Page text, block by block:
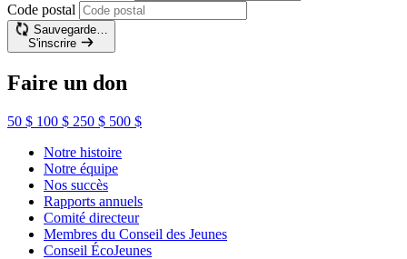
Code postal
Sauvegarde…
S'inscrire
Faire un don
50 $ 100 $ 250 $ 500 $
Notre histoire
Notre équipe
Nos succès
Rapports annuels
Comité directeur
Membres du Conseil des Jeunes
Conseil ÉcoJeunes